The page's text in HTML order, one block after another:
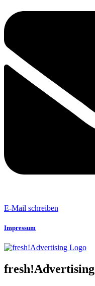
E-Mail schreiben
Impressum
fresh!Advertising